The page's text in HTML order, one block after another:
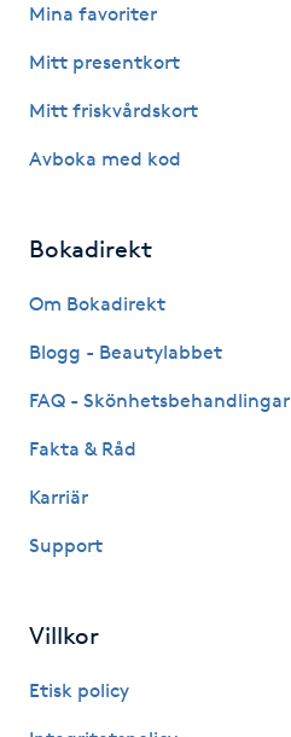
Gravidyoga
Gua Sha-massage
Hatha Yoga
Headspa
Herrklippning
Hollywood Peel
Mina favoriter
Mitt presentkort
Mitt friskvårdskort
Avboka med kod
Bokadirekt
Om Bokadirekt
Blogg - Beautylabbet
FAQ - Skönhetsbehandlingar
Fakta & Råd
Karriär
Support
Villkor
Etisk policy